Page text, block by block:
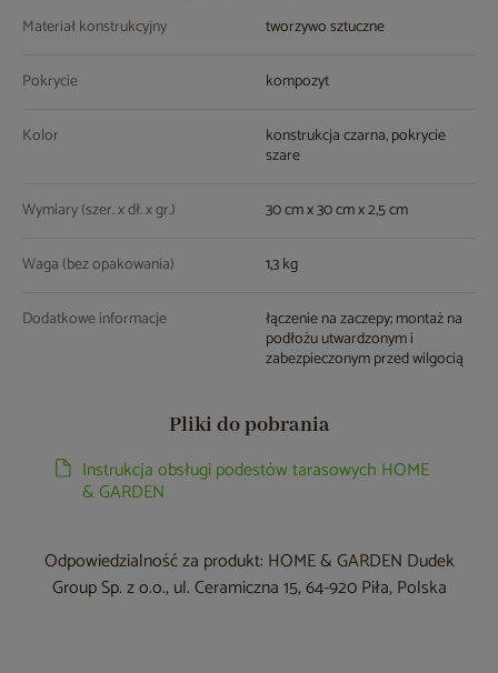
Materiał konstrukcyjny tworzywo sztuczne
Pokrycie kompozyt
Kolor konstrukcja czarna, pokrycie
szare
Wymiary (szer. x dł. x gr.) 30 cm x 30 cm x 2,5 cm
Waga (bez opakowania) 1,3 kg
Dodatkowe informacje łączenie na zaczepy; montaż na
podłożu utwardzonym i
zabezpieczonym przed wilgocią
Pliki do pobrania
Instrukcja obsługi podestów tarasowych HOME
& GARDEN
Odpowiedzialność za produkt: HOME & GARDEN Dudek
Group Sp. z o.o., ul. Ceramiczna 15, 64-920 Piła, Polska